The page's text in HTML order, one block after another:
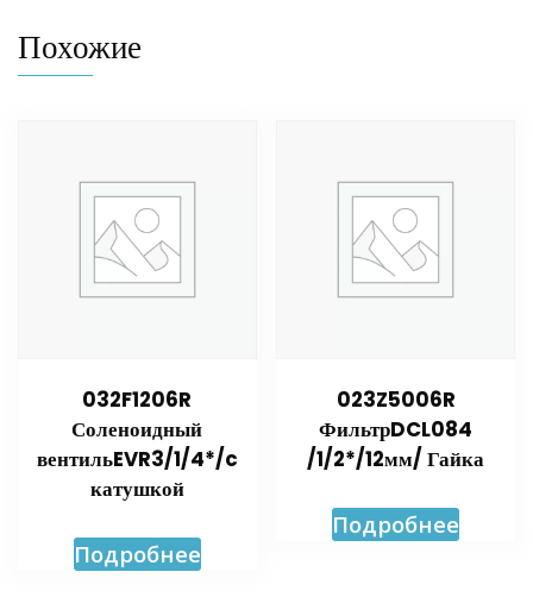
Похожие
032F1206R
Соленоидный
вентильEVR3/1/4*/c
катушкой
Подробнее
023Z5006R
ФильтрDCL084
/1/2*/12мм/ Гайка
Подробнее